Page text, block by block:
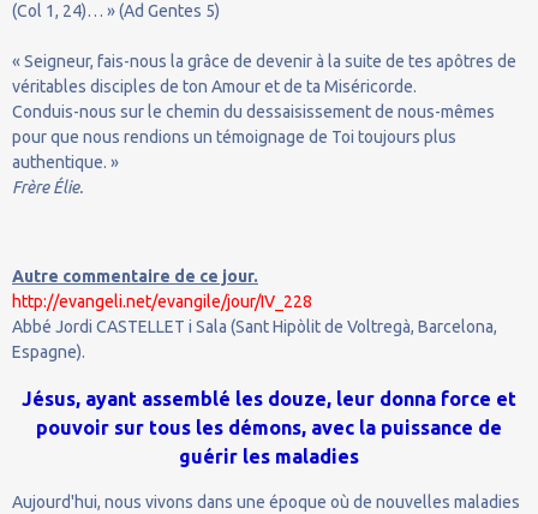
(Col 1, 24)… » (Ad Gentes 5)
« Seigneur, fais-nous la grâce de devenir à la suite de tes apôtres de
véritables disciples de ton Amour et de ta Miséricorde.
Conduis-nous sur le chemin du dessaisissement de nous-mêmes
pour que nous rendions un témoignage de Toi toujours plus
authentique. »
Frère Élie.
Autre commentaire de ce jour.
http://evangeli.net/evangile/jour/IV_228
Abbé Jordi CASTELLET i Sala (Sant Hipòlit de Voltregà, Barcelona,
Espagne).
Jésus, ayant assemblé les douze, leur donna force et
pouvoir sur tous les démons, avec la puissance de
guérir les maladies
Aujourd'hui, nous vivons dans une époque où de nouvelles maladies